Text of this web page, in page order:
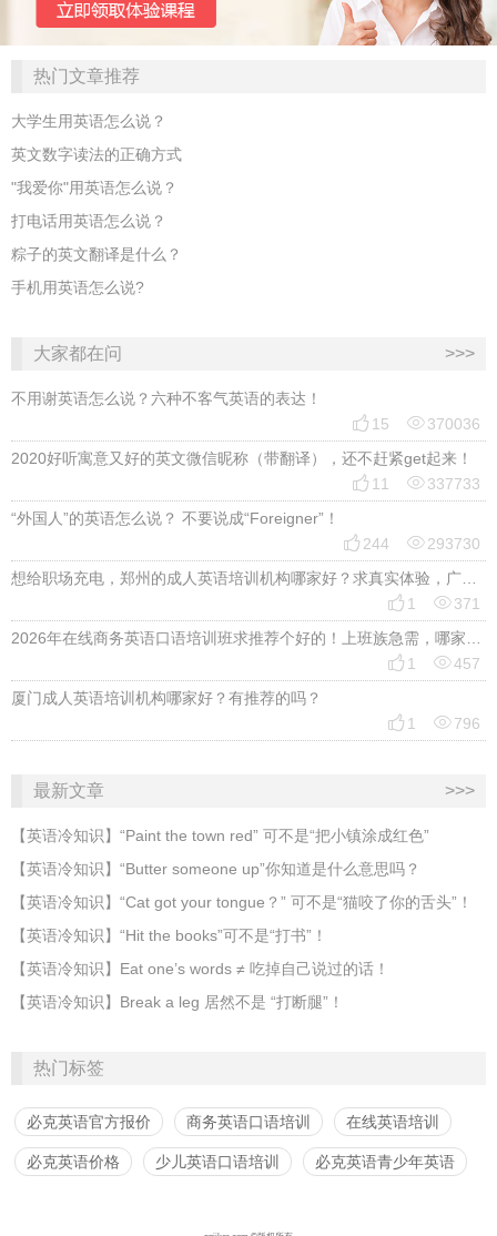
热门文章推荐
大学生用英语怎么说？
英文数字读法的正确方式
"我爱你"用英语怎么说？
打电话用英语怎么说？
粽子的英文翻译是什么？
手机用英语怎么说?
大家都在问 >>>
不用谢英语怎么说？六种不客气英语的表达！
 15 370036
2020好听寓意又好的英文微信昵称（带翻译），还不赶紧get起来！
 11 337733
“外国人”的英语怎么说？ 不要说成“Foreigner”！
 244 293730
想给职场充电，郑州的成人英语培训机构哪家好？求真实体验，广告勿扰，感谢！
 1 371
2026年在线商务英语口语培训班求推荐个好的！上班族急需，哪家好？
 1 457
厦门成人英语培训机构哪家好？有推荐的吗？
 1 796
最新文章 >>>
​【英语冷知识】“Paint the town red” 可不是“把小镇涂成红色”
【英语冷知识】“Butter someone up”你知道是什么意思吗？
​【英语冷知识】“Cat got your tongue？” 可不是“猫咬了你的舌头”！
​【英语冷知识】“Hit the books”可不是“打书”！
【英语冷知识】Eat one’s words ≠ 吃掉自己说过的话！
【英语冷知识】Break a leg 居然不是 “打断腿”！
热门标签
必克英语官方报价 商务英语口语培训 在线英语培训
必克英语价格 少儿英语口语培训 必克英语青少年英语